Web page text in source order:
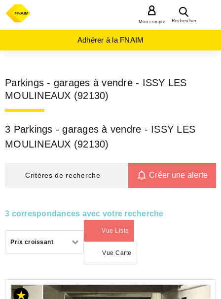
Rechercher
Mon compte
Adhérer à la FNAIM
Parkings - garages à vendre - ISSY LES
MOULINEAUX (92130)
3 Parkings - garages à vendre - ISSY LES
MOULINEAUX (92130)
Critères de recherche Créer une alerte
3 correspondances avec votre recherche
Prix croissant
Vue Liste
(activé)
Vue Carte
ACHAT